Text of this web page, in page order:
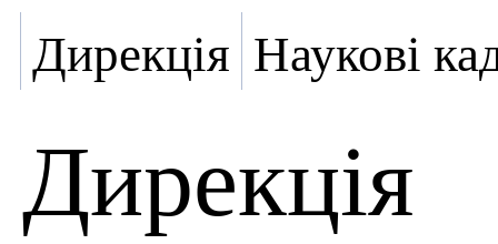
Дирекція Наукові
Дирекція